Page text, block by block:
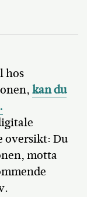
hos
kan du
oversikt: Du
motta